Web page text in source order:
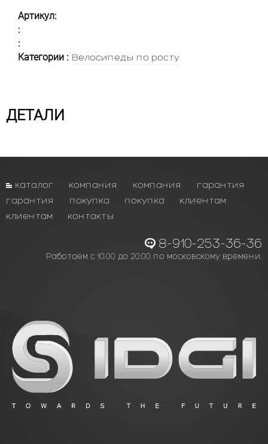
Артикул:
:
:
Категории : Велосипеды по росту
ДЕТАЛИ
каталог компания компания
гарантия
гарантия
покупка покупка
клиентам
клиентам
контакты
8-910-253-36-36
Работаем с 10.00 до 20.00 по московскому времени.